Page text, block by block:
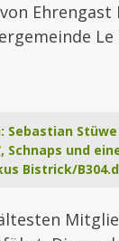
Ehrengast
Le
Sebastian
und
Bistrick/